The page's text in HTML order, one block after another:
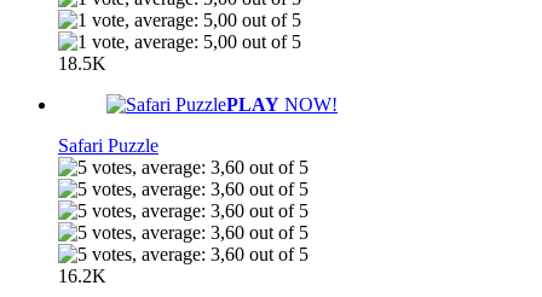
18.5K
PLAY NOW!
Safari Puzzle
16.2K